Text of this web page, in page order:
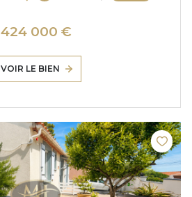
424 000 €
VOIR LE BIEN